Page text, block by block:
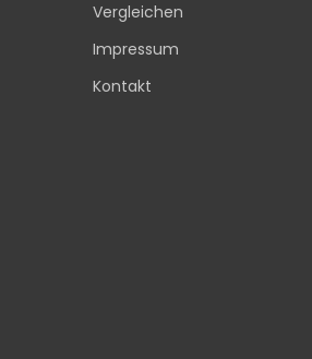
Vergleichen
Impressum
Kontakt